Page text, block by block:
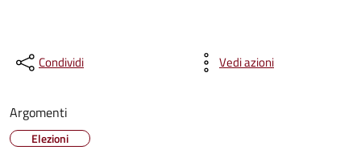
Condividi Vedi azioni
Argomenti
Elezioni